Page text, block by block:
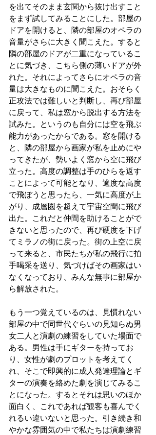
を出てそのまま玄関から抜け出すこと
をまず試してみることにした。部屋の
ドアを開けると、隣の部屋のオペラの
音量がさらに大きく聞こえた。すると
隣の部屋のドアが二重になっているこ
とに気づき、こちら側の薄いドアが外
れた。それによってさらにオペラの音
量は大きなものに聞こえた。おそらく
正攻法では難しいと判断し、再び部屋
に戻って、私は窓から脱出する方法を
試みた。というのも自分には空を飛ぶ
能力があったからである。窓を開ける
と、隣の部屋から画家が私を止めにや
ってきたが、勢いよく窓から空に飛び
立った。高度の調整は手のひらを返す
ことによって可能となり、適度な高度
で飛ぼうと思ったら、一気に高度が上
がり、成層圏を超えて宇宙空間に飛び
出た。これだと仲間を助けることがで
きないと思ったので、再び硬度を下げ
てミラノの街に戻った。街の上空に戻
って来ると、市民たちが私の飛行に拍
手喝采を送り、気づけばその画家はい
なくなっており、みんな無事に部屋か
ら解放された。
もう一つ覚えているのは、見慣れない
部屋の中で同世代ぐらいの見知らぬ男
女二人と演劇の練習をしていた場面で
ある。男性は手にギターを持ってお
り、女性が劇のプロットを考えてく
れ、そこで即興的に成人発達理論とギ
ターの演奏を絡めた劇を演じてみるこ
とになった。するとそれは思いのほか
面白く、これであれば観客も喜んでく
れるい違いないと思った。引き続き和
やかな雰囲気の中で私たちは演劇練習